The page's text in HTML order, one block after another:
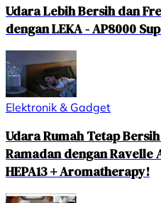
Udara Lebih Bersih dan
dengan LEKA - AP8000
Elektronik & Gadget
Udara Rumah Tetap
Ramadan dengan
HEPA13 + Aromatherapy!